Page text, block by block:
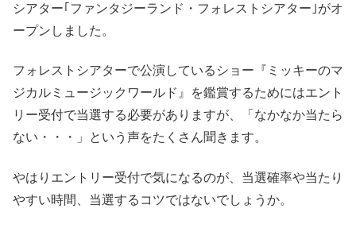
シアター｢ファンタジーランド・フォレストシアター｣がオ
ープンしました。
フォレストシアターで公演しているショー『ミッキーのマ
ジカルミュージックワールド』を鑑賞するためにはエント
リー受付で当選する必要がありますが、「なかなか当たら
ない・・・」という声をたくさん聞きます。
やはりエントリー受付で気になるのが、当選確率や当たり
やすい時間、当選するコツではないでしょうか。